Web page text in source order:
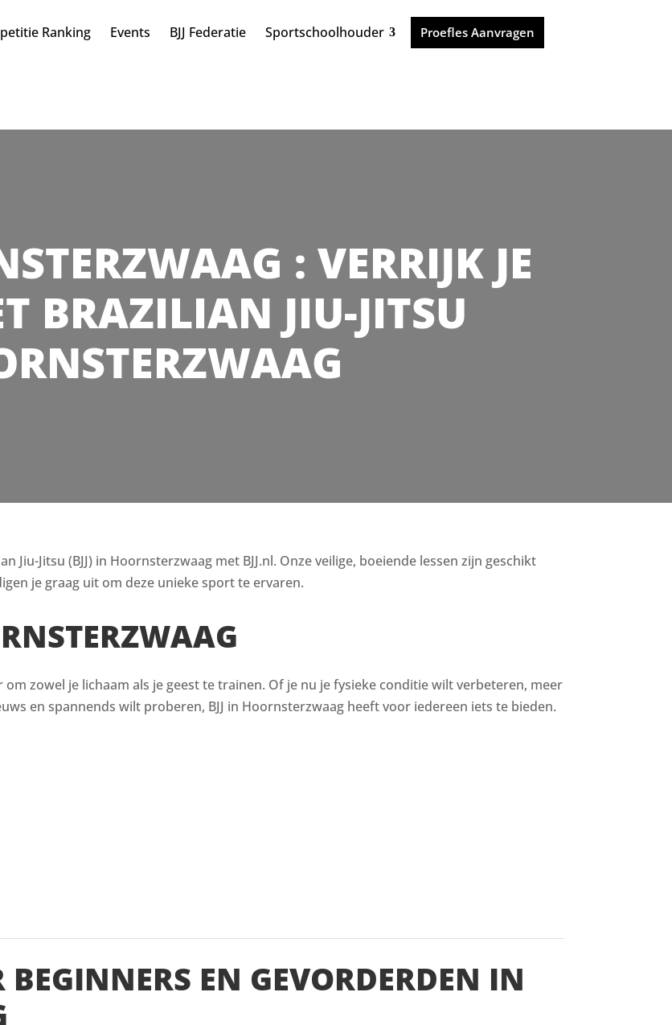
Ranking Events BJJ Federatie Sportschoolhouder Proefles Aanvragen
: VERRIJK JE
BRAZILIAN JIU-JITSU
Jiu-Jitsu (BJJ) in Hoornsterzwaag met BJJ.nl. Onze veilige, boeiende lessen zijn geschikt
je graag uit om deze unieke sport te ervaren.
om zowel je lichaam als je geest te trainen. Of je nu je fysieke conditie wilt verbeteren, meer
en spannends wilt proberen, BJJ in Hoornsterzwaag heeft voor iedereen iets te bieden.
BEGINNERS EN GEVORDERDEN IN